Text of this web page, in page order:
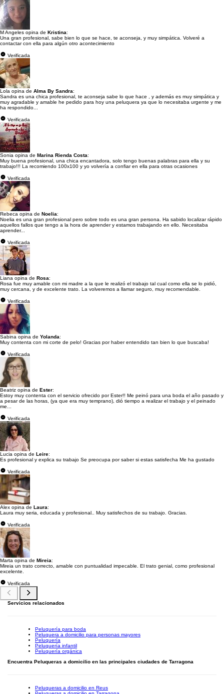
M Angeles opina de Kristina:
Una gran profesional, sabe bien lo que se hace, te aconseja, y muy simpática. Volveré a
contactar con ella para algún otro acontecimiento
Verificada
Lola opina de Alma By Sandra:
Sandra es una chica profesional, te aconseja sabe lo que hace , y además es muy simpática y
muy agradable y amable he pedido para hoy una peluquera ya que lo necesitaba urgente y me
ha respondido...
Verificada
Sonia opina de Marina Rienda Costa:
Muy buena profesional, una chica encantadora, solo tengo buenas palabras para ella y su
trabajo!!! La recomiendo 100x100 y yo volvería a confiar en ella para otras ocasiones
Verificada
Rebeca opina de Noelia:
Noelia es una gran profesional pero sobre todo es una gran persona. Ha sabido localizar rápido
aquellos fallos que tengo a la hora de aprender y estamos trabajando en ello. Necesitaba
aprender...
Verificada
Liana opina de Rosa:
Rosa fue muy amable con mi madre a la que le realizó el trabajo tal cual como ella se lo pidió,
muy cercana, y de excelente trato. La volveremos a llamar seguro, muy recomendable.
Verificada
Sabina opina de Yolanda:
Muy contenta con mi corte de pelo! Gracias por haber entendido tan bien lo que buscaba!
Verificada
Beatriz opina de Ester:
Estoy muy contenta con el servicio ofrecido por Ester!! Me peinó para una boda el año pasado y
a pesar de las horas, (ya que era muy temprano), dió tiempo a realizar el trabajo y el peinado
me...
Verificada
Lucia opina de Leire:
Es profesional y explica su trabajo Se preocupa por saber si estas satisfecha Me ha gustado
Verificada
Alex opina de Laura:
Laura muy seria, educada y profesional.. Muy satisfechos de su trabajo. Gracias.
Verificada
Marta opina de Mireia:
Mireia un trato correcto, amable con puntualidad impecable. El trato genial, como profesional
excelente.
Verificada
Servicios relacionados
Peluquería para boda
Peluquera a domicilio para personas mayores
Peluquería
Peluquería infantil
Peluquería orgánica
Encuentra Peluqueras a domicilio en las principales ciudades de Tarragona
Peluqueras a domicilio en Reus